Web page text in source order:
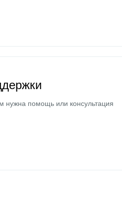
нужна помощь или консультация